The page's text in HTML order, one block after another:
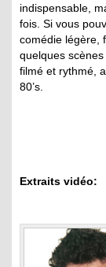
indispensable,
fois. Si vous
comédie légère,
quelques
filmé et rythmé,
80’s.
Extraits vidéo: